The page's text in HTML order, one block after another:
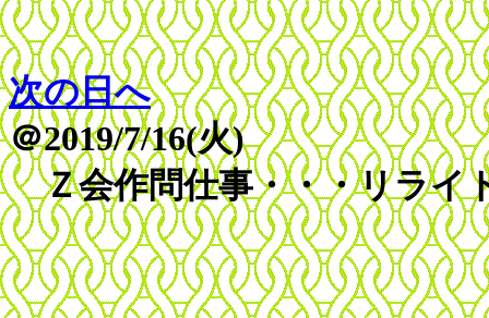
次の日へ
＠2019/7/16(火)
Ｚ会作問仕事・・・リライ